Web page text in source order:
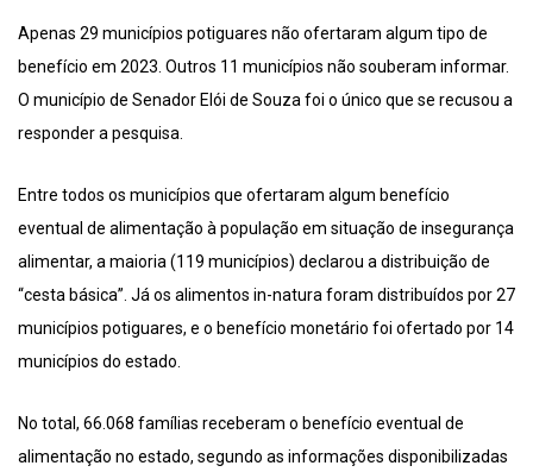
Apenas 29 municípios potiguares não ofertaram algum tipo de
benefício em 2023. Outros 11 municípios não souberam informar.
O município de Senador Elói de Souza foi o único que se recusou a
responder a pesquisa.
Entre todos os municípios que ofertaram algum benefício
eventual de alimentação à população em situação de insegurança
alimentar, a maioria (119 municípios) declarou a distribuição de
“cesta básica”. Já os alimentos in-natura foram distribuídos por 27
municípios potiguares, e o benefício monetário foi ofertado por 14
municípios do estado.
No total, 66.068 famílias receberam o benefício eventual de
alimentação no estado, segundo as informações disponibilizadas